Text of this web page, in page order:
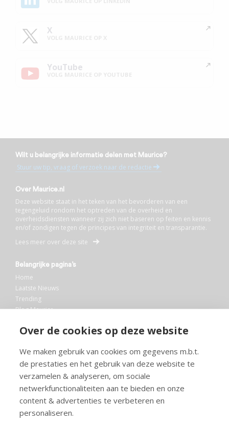
Over de cookies op deze website
We maken gebruik van cookies om gegevens m.b.t.
de prestaties en het gebruik van deze website te
verzamelen & analyseren, om sociale
netwerkfunctionaliteiten aan te bieden en onze
content & advertenties te verbeteren en
personaliseren.
X
YouTube
Wilt u belangrijke informatie delen met Maurice?
Stuur uw tip, vraag of verzoek naar de redactie
Over Maurice.nl
Deze website staat in het teken van het bevorderen van een
tegengeluid rondom het optreden van de overheid en
overheidsdiensten wanneer zij zich niet baseren op feiten en kennis
en/of zondigen tegen de principes van integriteit en transparantie.
Lees meer over deze site
Belangrijke pagina’s
Home
Laatste Nieuws
Trending
Blog Maurice
Bibliotheek
Info en service
FAQ
Doneren
Privacy
Voorwaarden
Meedoen